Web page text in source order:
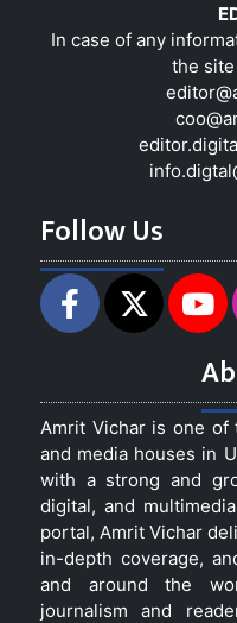
In case of any
the
Follow Us
Amrit Vichar is one of
and media houses in
with a strong and
digital, and
portal, Amrit Vichar
in-depth coverage,
and around the
journalism and